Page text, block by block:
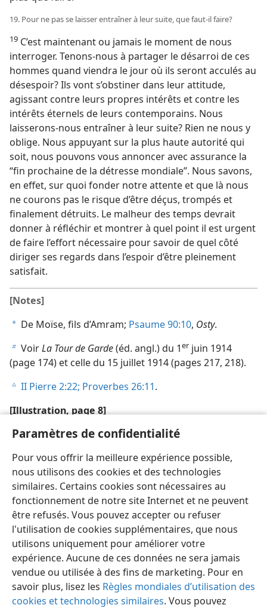
Paramètres de confidentialité
Pour vous offrir la meilleure expérience possible,
nous utilisons des cookies et des technologies
similaires. Certains cookies sont nécessaires au
fonctionnement de notre site Internet et ne peuvent
être refusés. Vous pouvez accepter ou refuser
l'utilisation de cookies supplémentaires, que nous
utilisons uniquement pour améliorer votre
expérience. Aucune de ces données ne sera jamais
vendue ou utilisée à des fins de marketing. Pour en
savoir plus, lisez les Règles mondiales d’utilisation des
cookies et technologies similaires. Vous pouvez
19. Pour ne pas se laisser entraîner à leur suite, que faut-​il faire?
19 C’est maintenant ou jamais le moment de nous
interroger. Tenons-​nous à partager le désarroi de ces
hommes quand viendra le jour où ils seront acculés au
désespoir? Ils vont s’obstiner dans leur attitude,
agissant contre leurs propres intérêts et contre les
intérêts éternels de leurs contemporains. Nous
laisserons-​nous entraîner à leur suite? Rien ne nous y
oblige. Nous appuyant sur la plus haute autorité qui
soit, nous pouvons vous annoncer avec assurance la
“fin prochaine de la détresse mondiale”. Nous savons,
en effet, sur quoi fonder notre attente et que là nous
ne courons pas le risque d’être déçus, trompés et
finalement détruits. Le malheur des temps devrait
donner à réfléchir et montrer à quel point il est urgent
de faire l’effort nécessaire pour savoir de quel côté
diriger ses regards dans l’espoir d’être pleinement
satisfait.
[Notes]
a De Moïse, fils d’Amram; Psaume 90:10, Osty.
b VoirLa Tour de Garde(éd. angl.) du 1er juin 1914
(page 174) et celle du 15 juillet 1914 (pages 217, 218).
c II Pierre 2:22; Proverbes 26:11.
[Illustration, page 8]
1914
Cette année-​là marqua un grand tournant.